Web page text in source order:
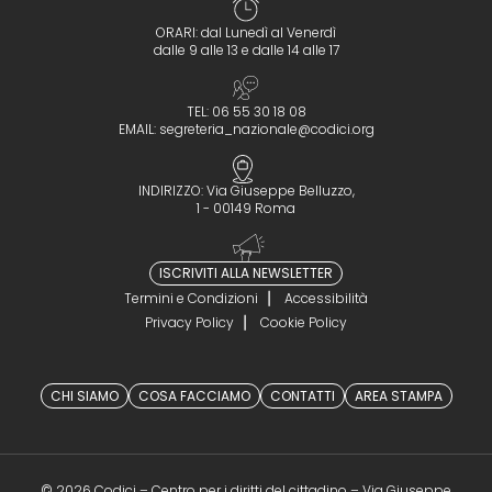
ORARI: dal Lunedì al Venerdì
dalle 9 alle 13 e dalle 14 alle 17
TEL: 06 55 30 18 08
EMAIL: segreteria_nazionale@codici.org
INDIRIZZO: Via Giuseppe Belluzzo,
1 - 00149 Roma
ISCRIVITI ALLA NEWSLETTER
Termini e Condizioni
Accessibilità
Privacy Policy
Cookie Policy
CHI SIAMO COSA FACCIAMO CONTATTI AREA STAMPA